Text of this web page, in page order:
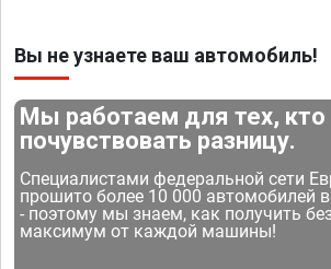
Вы не узнаете ваш автомобиль!
Мы работаем для тех,
почувствовать разницу.
Специалистами федеральной сети
прошито более 10 000 автомобилей
- поэтому мы знаем, как получить
максимум от каждой машины!